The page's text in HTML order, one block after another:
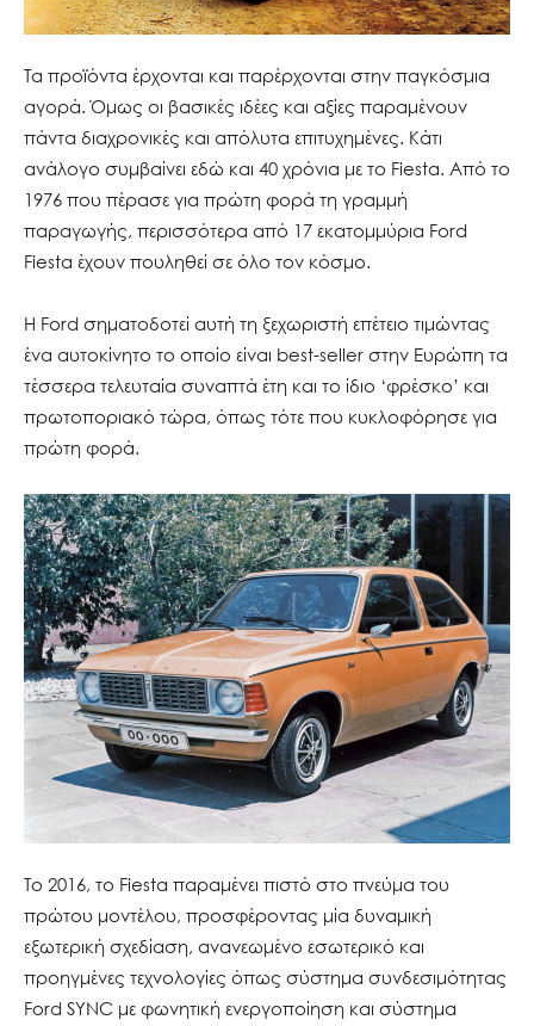
Τα προϊόντα έρχονται και παρέρχονται στην παγκόσμια
αγορά. Όμως οι βασικές ιδέες και αξίες παραμένουν
πάντα διαχρονικές και απόλυτα επιτυχημένες. Κάτι
ανάλογο συμβαίνει εδώ και 40 χρόνια με το Fiesta. Από το
1976 που πέρασε για πρώτη φορά τη γραμμή
παραγωγής, περισσότερα από 17 εκατομμύρια Ford
Fiesta έχουν πουληθεί σε όλο τον κόσμο.
Η Ford σηματοδοτεί αυτή τη ξεχωριστή επέτειο τιμώντας
ένα αυτοκίνητο το οποίο είναι best-seller στην Ευρώπη τα
τέσσερα τελευταία συναπτά έτη και το ίδιο ‘φρέσκο’ και
πρωτοποριακό τώρα, όπως τότε που κυκλοφόρησε για
πρώτη φορά.
Το 2016, το Fiesta παραμένει πιστό στο πνεύμα του
πρώτου μοντέλου, προσφέροντας μία δυναμική
εξωτερική σχεδίαση, ανανεωμένο εσωτερικό και
προηγμένες τεχνολογίες όπως σύστημα συνδεσιμότητας
Ford SYNC με φωνητική ενεργοποίηση και σύστημα